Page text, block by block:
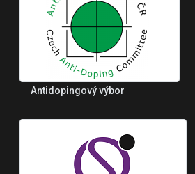
Antidopingový výbor